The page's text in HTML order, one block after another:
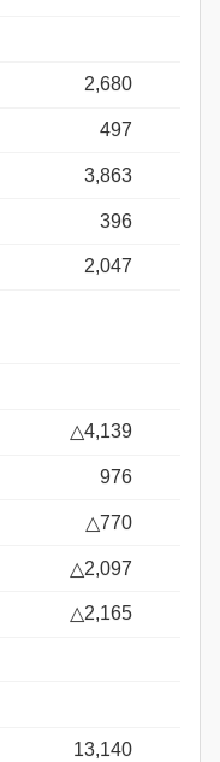
2,680
497
3,863
396
2,047
△4,139
976
△770
△2,097
△2,165
13,140